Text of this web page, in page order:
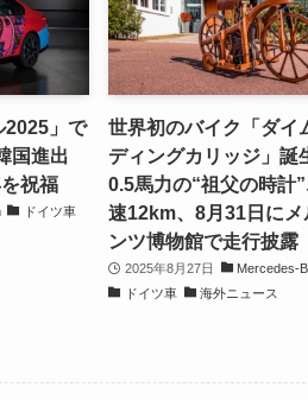
2025」で
国進出
祝福
ドイツ車
世界初のバイク「ダイ
ディングカリッジ」誕
0.5馬力の“祖父の時計
速12km、8月31日に
ンツ博物館で走行披露
2025年8月27日 Mercedes-
ドイツ車
海外ニュース